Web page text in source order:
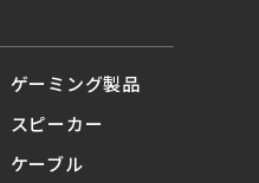
ゲーミング製品
スピーカー
ケーブル